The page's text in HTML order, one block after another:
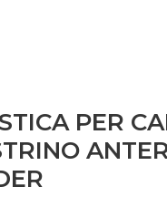
PER